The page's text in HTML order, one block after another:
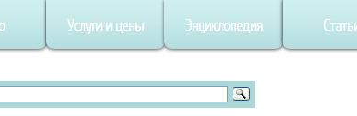
Услуги и цены Энциклопедия